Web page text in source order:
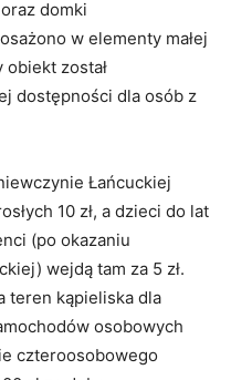
domki
w elementy małej
obiekt został
dostępności dla osób z
Łańcuckiej
10 zł, a dzieci do lat
(po okazaniu
wejdą tam za 5 zł.
teren kąpieliska dla
osobowych
czteroosobowego